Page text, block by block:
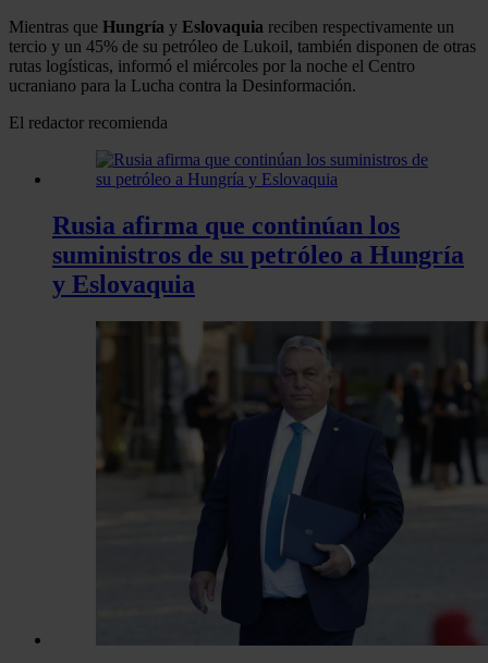
Mientras que Hungría y Eslovaquia reciben respectivamente un
tercio y un 45% de su petróleo de Lukoil, también disponen de otras
rutas logísticas, informó el miércoles por la noche el Centro
ucraniano para la Lucha contra la Desinformación.
El redactor recomienda
Rusia afirma que continúan los
suministros de su petróleo a Hungría
y Eslovaquia